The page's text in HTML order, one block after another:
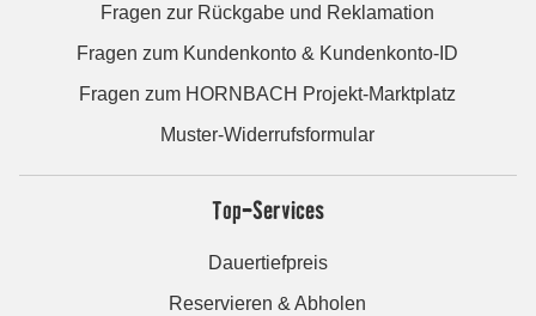
Fragen zur Rückgabe und Reklamation
Fragen zum Kundenkonto & Kundenkonto-ID
Fragen zum HORNBACH Projekt-Marktplatz
Muster-Widerrufsformular
Top-Services
Dauertiefpreis
Reservieren & Abholen